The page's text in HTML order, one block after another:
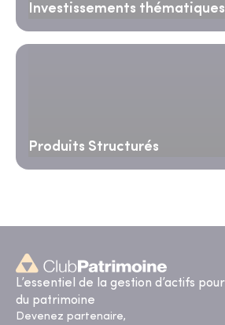
Investissements thématiques
Produits Structurés
L’essentiel de la gestion d’actifs
du patrimoine
Devenez partenaire,